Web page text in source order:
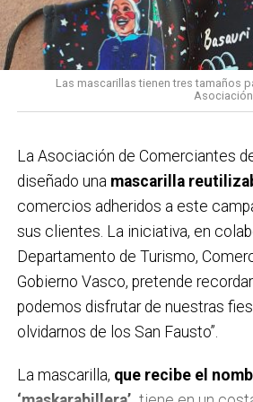
14:00 Karparamartxo en la carpa
cuadrillas.
15:00 Concurso de cabezones en
Solobarria.
16:30 Concurso de cuajadas en la
Solobarria para las cuadrillas.
17:30 XV Campeonato
de Abarka en la carpa.
18:00 Espectáculo infantil a cargo
Skywalker en la plaza San Isidro .
18:30 VII Campeonato de pelota
frontones de Soloarte.
18:30 Pasacalles con Triki
19:00 Txitxarrillo con PÉRGOLA en
19:00 Pintxo solidario en favor de
Las mascarillas tienen tres tamaños
La Asociación de Comerciantes
diseñado una mascarilla
comercios adheridos a este
sus clientes. La iniciativa, en
Departamento de Turismo,
Gobierno Vasco, pretende
podemos disfrutar de nuestras
olvidarnos de los San Fausto”.
La mascarilla, que recibe el